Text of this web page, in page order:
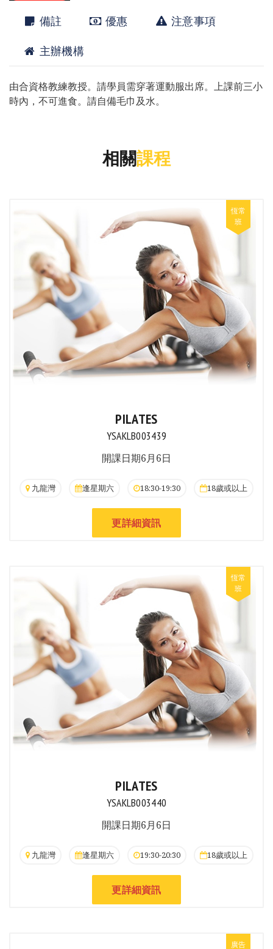
備註 優惠 注意事項
主辦機構
由合資格教練教授。請學員需穿著運動服出席。上課前三小
時內，不可進食。請自備毛巾及水。
相關課程
PILATES
YSAKLB003439
開課日期6月6日
九龍灣 逢星期六 18:30-19:30 18歲或以上
更詳細資訊
PILATES
YSAKLB003440
開課日期6月6日
九龍灣 逢星期六 19:30-20:30 18歲或以上
更詳細資訊